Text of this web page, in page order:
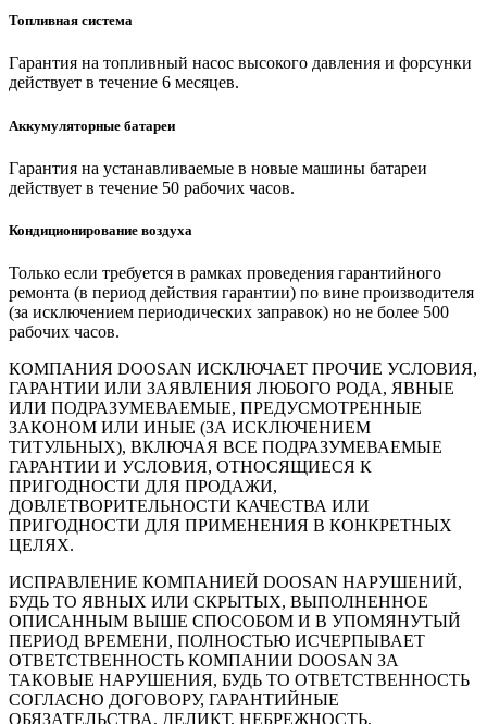
Топливная система
Гарантия на топливный насос высокого давления и форсунки
действует в течение 6 месяцев.
Аккумуляторные батареи
Гарантия на устанавливаемые в новые машины батареи
действует в течение 50 рабочих часов.
Кондиционирование воздуха
Только если требуется в рамках проведения гарантийного
ремонта (в период действия гарантии) по вине производителя
(за исключением периодических заправок) но не более 500
рабочих часов.
КОМПАНИЯ DOOSAN ИСКЛЮЧАЕТ ПРОЧИЕ УСЛОВИЯ,
ГАРАНТИИ ИЛИ ЗАЯВЛЕНИЯ ЛЮБОГО РОДА, ЯВНЫЕ
ИЛИ ПОДРАЗУМЕВАЕМЫЕ, ПРЕДУСМОТРЕННЫЕ
ЗАКОНОМ ИЛИ ИНЫЕ (ЗА ИСКЛЮЧЕНИЕМ
ТИТУЛЬНЫХ), ВКЛЮЧАЯ ВСЕ ПОДРАЗУМЕВАЕМЫЕ
ГАРАНТИИ И УСЛОВИЯ, ОТНОСЯЩИЕСЯ К
ПРИГОДНОСТИ ДЛЯ ПРОДАЖИ,
ДОВЛЕТВОРИТЕЛЬНОСТИ КАЧЕСТВА ИЛИ
ПРИГОДНОСТИ ДЛЯ ПРИМЕНЕНИЯ В КОНКРЕТНЫХ
ЦЕЛЯХ.
ИСПРАВЛЕНИЕ КОМПАНИЕЙ DOOSAN НАРУШЕНИЙ,
БУДЬ ТО ЯВНЫХ ИЛИ СКРЫТЫХ, ВЫПОЛНЕННОЕ
ОПИСАННЫМ ВЫШЕ СПОСОБОМ И В УПОМЯНУТЫЙ
ПЕРИОД ВРЕМЕНИ, ПОЛНОСТЬЮ ИСЧЕРПЫВАЕТ
ОТВЕТСТВЕННОСТЬ КОМПАНИИ DOOSAN ЗА
ТАКОВЫЕ НАРУШЕНИЯ, БУДЬ ТО ОТВЕТСТВЕННОСТЬ
СОГЛАСНО ДОГОВОРУ, ГАРАНТИЙНЫЕ
ОБЯЗАТЕЛЬСТВА, ДЕЛИКТ, НЕБРЕЖНОСТЬ,